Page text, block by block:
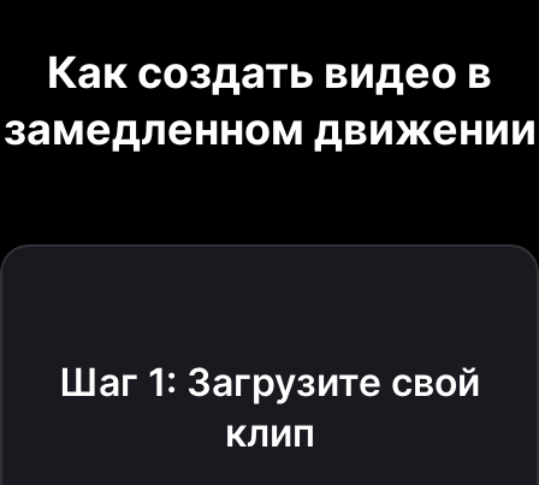
Как создать видео в
замедленном движении
Шаг 1: Загрузите свой
клип